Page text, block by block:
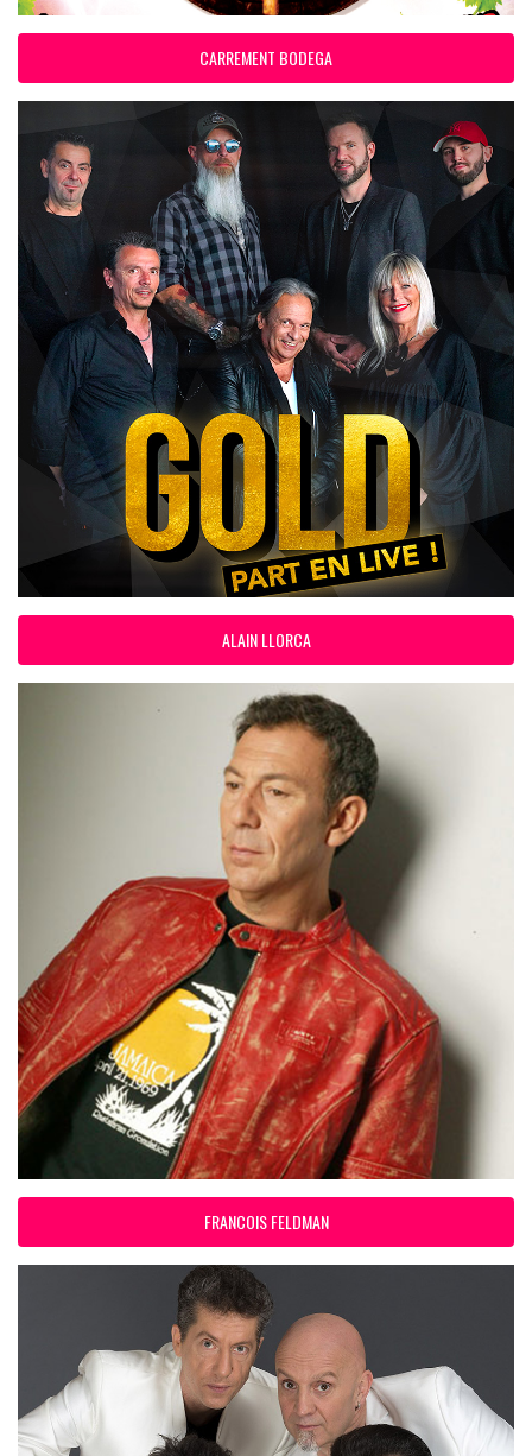
CARREMENT BODEGA
ALAIN LLORCA
FRANCOIS FELDMAN